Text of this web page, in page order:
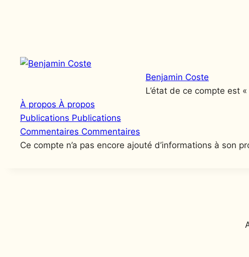
Benjamin Coste
L’état de ce compte est
À propos À propos
Publications Publications
Commentaires Commentaires
Ce compte n’a pas encore ajouté d’informations à son